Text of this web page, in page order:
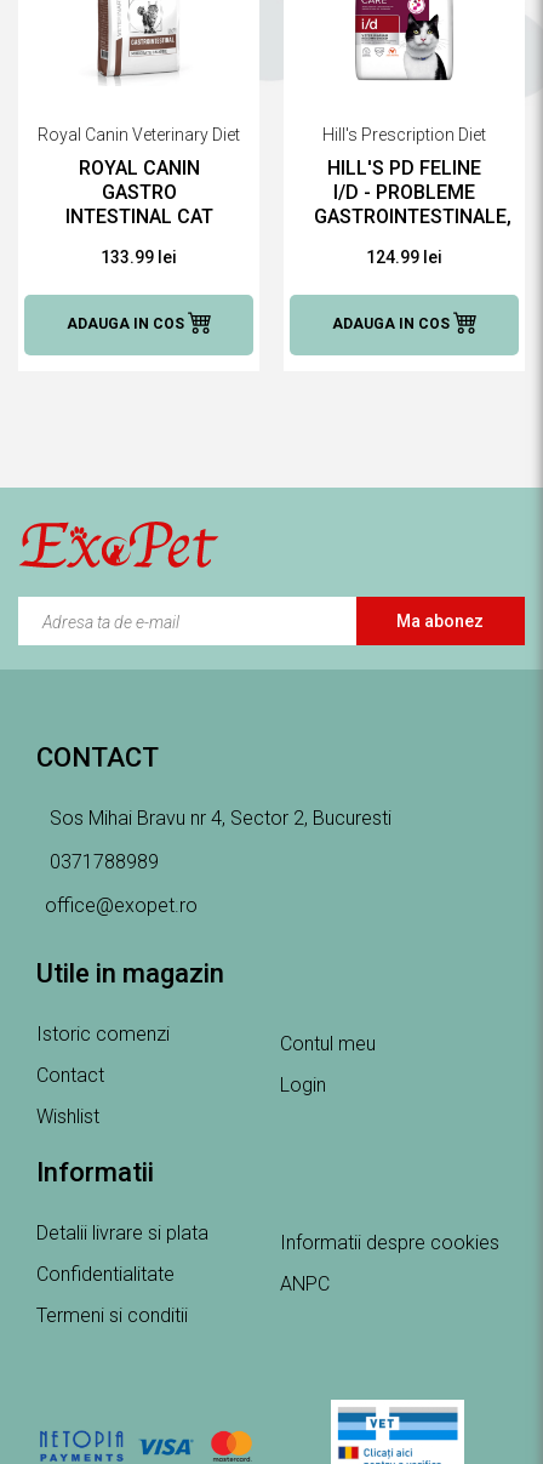
Royal Canin Veterinary Diet
ROYAL CANIN
GASTRO
INTESTINAL CAT
CALORIE, 2 KG
133.99 lei
ADAUGA IN COS
Hill's Prescription Diet
HILL'S PD FELINE
I/D - PROBLEME
GASTROINTESTINALE,
124.99 lei
ADAUGA IN COS
Ma abonez
CONTACT
Sos Mihai Bravu nr 4, Sector 2, Bucuresti
0371788989
office@exopet.ro
Utile in magazin
Istoric comenzi
Contact
Wishlist
Contul meu
Login
Informatii
Detalii livrare si plata
Confidentialitate
Termeni si conditii
Informatii despre cookies
ANPC